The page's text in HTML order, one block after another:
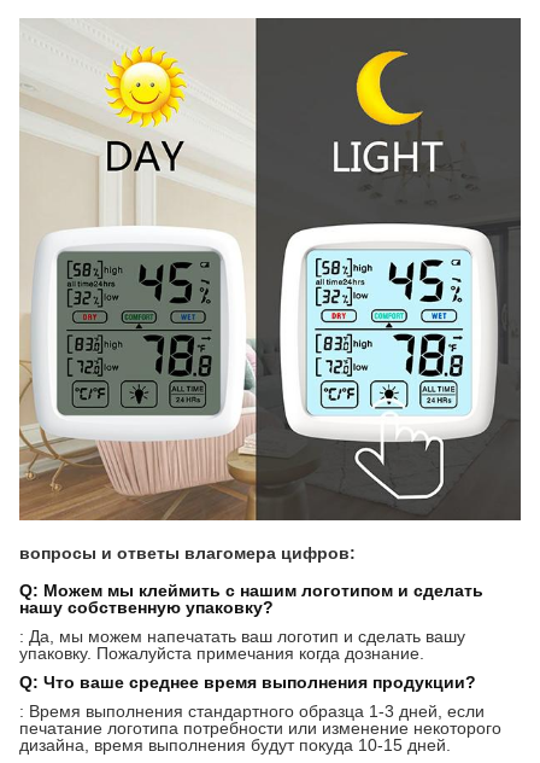
вопросы и ответы влагомера цифров:
Q: Можем мы клеймить с нашим логотипом и сделать
нашу собственную упаковку?
: Да, мы можем напечатать ваш логотип и сделать вашу
упаковку. Пожалуйста примечания когда дознание.
Q: Что ваше среднее время выполнения продукции?
: Время выполнения стандартного образца 1-3 дней, если
печатание логотипа потребности или изменение некоторого
дизайна, время выполнения будут покуда 10-15 дней.